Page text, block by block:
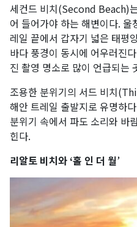
세컨드 비치(Second Beach)
어 들어가야 하는 해변이다.
레일 끝에서 갑자기 넓은 태평
바다 풍경이 동시에 어우러진
진 촬영 명소로 많이 언급되는
조용한 분위기의 서드 비치
해안 트레일 출발지로 유명하
분위기 속에서 파도 소리와 바
힌다.
리알토 비치와 ‘홀 인 더 월’